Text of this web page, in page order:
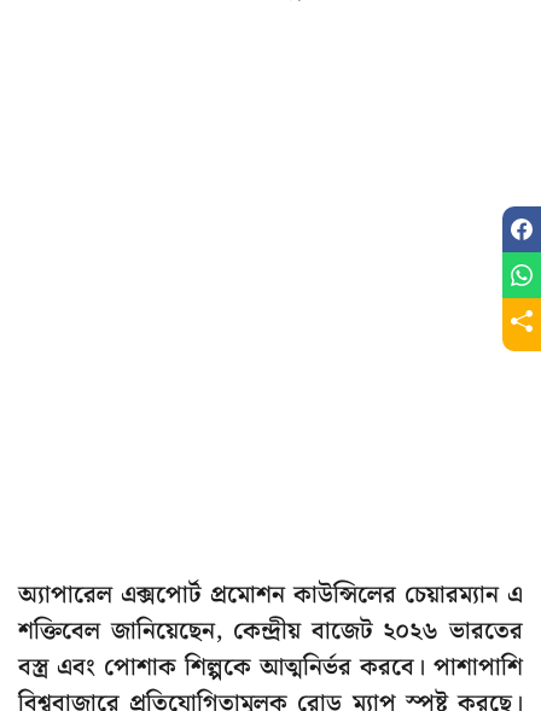
অ্যাপারেল এক্সপোর্ট প্রমোশন কাউন্সিলের চেয়ারম্যান এ
শক্তিবেল জানিয়েছেন, কেন্দ্রীয় বাজেট ২০২৬ ভারতের
বস্ত্র এবং পোশাক শিল্পকে আত্মনির্ভর করবে। পাশাপাশি